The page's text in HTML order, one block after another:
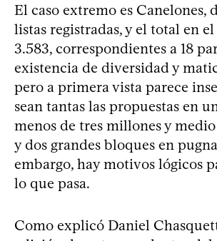
El caso extremo es Canelones,
listas registradas, y el total en el
3.583, correspondientes a 18
existencia de diversidad y
pero a primera vista parece
sean tantas las propuestas en
menos de tres millones y
y dos grandes bloques en
embargo, hay motivos lógicos
lo que pasa.
Como explicó Daniel